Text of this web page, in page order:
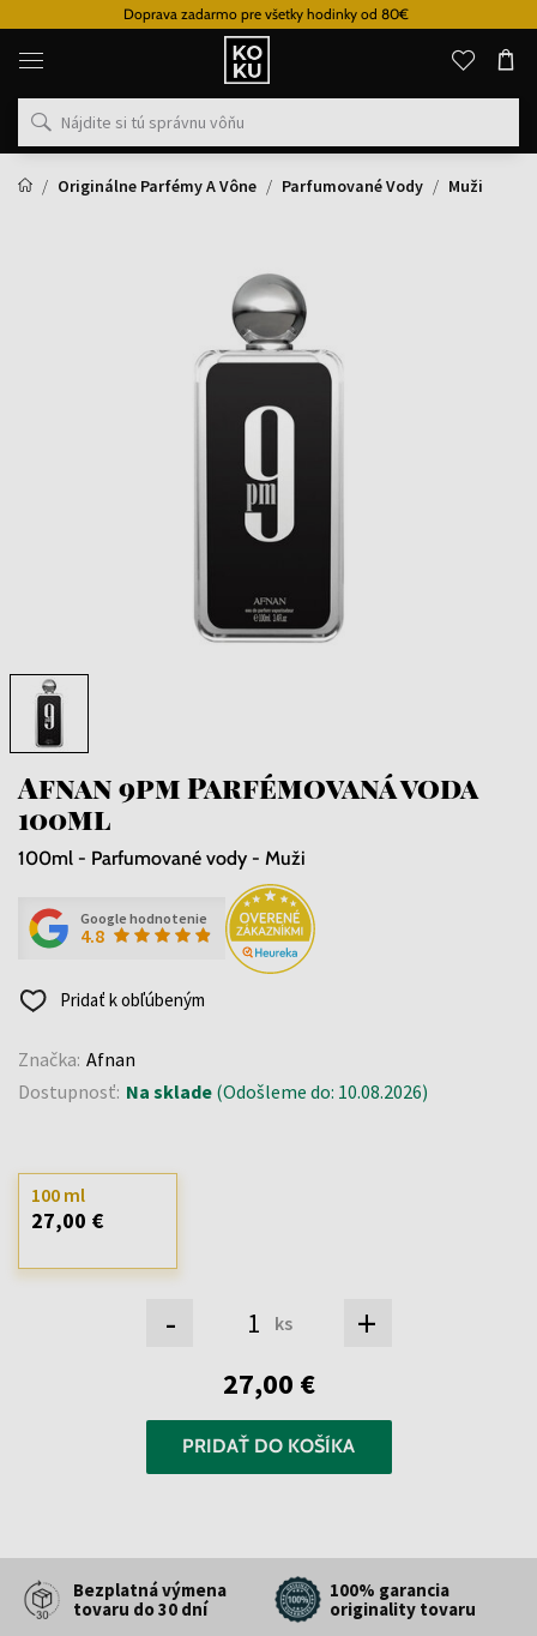
Doprava zadarmo pre všetky hodinky od 80€
Originálne
parfémy
hodinky
na
mieste
Originálne Parfémy A Vône
Parfumované Vody Muži
Afnan 9pm Parfémovaná voda
100ml
100ml - Parfumované vody - Muži
Google hodnotenie
4.8
Pridať k obľúbeným
Značka: Afnan
Dostupnosť: Na sklade (Odošleme do: 10.08.2026)
- ks +
100 ml
27,00 €
27,00 €
PRIDAŤ DO KOŠÍKA
Bezplatná výmena
tovaru do 30 dní
100% garancia
originality tovaru